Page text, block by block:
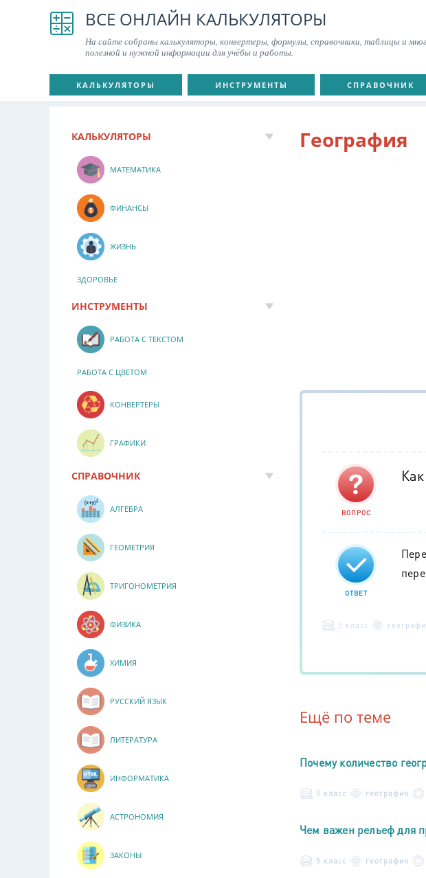
ВСЕ ОНЛАЙН КАЛЬКУЛЯТОРЫ
На сайте собраны калькуляторы, конвертеры, формулы, справочники, таблицы и
полезной и нужной информации для учёбы и работы.
КАЛЬКУЛЯТОРЫ ИНСТРУМЕНТЫ СПРАВОЧНИК
География
ВОПРОС
ОТВЕТ
5 класс
Ещё по теме
Почему количество
5 класс география
Чем важен рельеф для
5 класс география
КАЛЬКУЛЯТОРЫ
МАТЕМАТИКА
ФИНАНСЫ
ЖИЗНЬ
ЗДОРОВЬЕ
ИНСТРУМЕНТЫ
РАБОТА С ТЕКСТОМ
РАБОТА С ЦВЕТОМ
КОНВЕРТЕРЫ
ГРАФИКИ
СПРАВОЧНИК
АЛГЕБРА
ГЕОМЕТРИЯ
ТРИГОНОМЕТРИЯ
ФИЗИКА
ХИМИЯ
РУССКИЙ ЯЗЫК
ЛИТЕРАТУРА
ИНФОРМАТИКА
АСТРОНОМИЯ
ЗАКОНЫ